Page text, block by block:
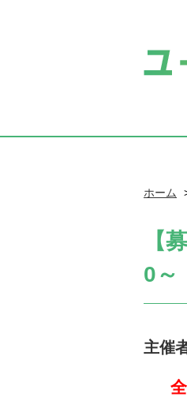
ホーム
【
0～
主催